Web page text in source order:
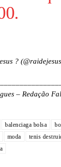
?
– Redação
balenciaga bolsa
moda
tenis